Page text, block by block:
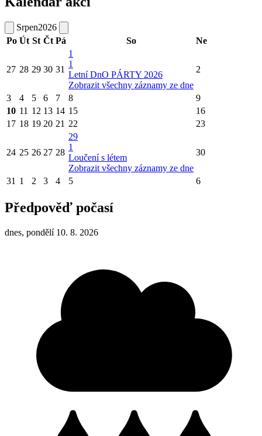
Srpen2026
Po Út St Čt Pá So Ne
27 28 29 30 31
1
1
Letní DnO PÁRTY 2026
Zobrazit všechny záznamy ze dne
2
3 4 5 6 7 8
9
10 11 12 13 14 15
16
17 18 19 20 21 22 23
24 25 26 27 28
29
1
Loučení s létem
Zobrazit všechny záznamy ze dne
30
31 1 2 3 4 5 6
Předpověď počasí
dnes, pondělí 10. 8. 2026